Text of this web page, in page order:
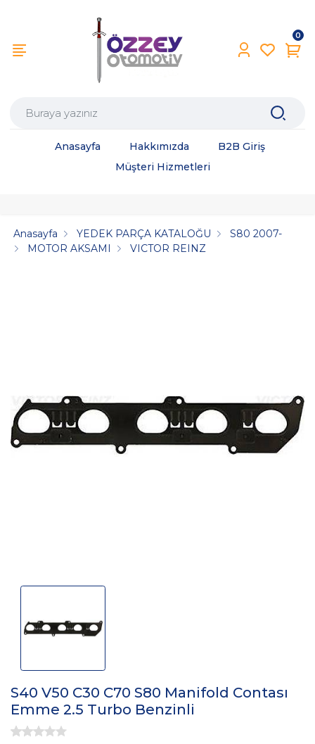
0
Anasayfa Hakkımızda
B2B Giriş
Müşteri Hizmetleri
Anasayfa YEDEK PARÇA KATALOĞU
S80 2007-
MOTOR AKSAMI
VICTOR REINZ
S40 V50 C30 C70 S80 Manifold Contası
Emme 2.5 Turbo Benzinli